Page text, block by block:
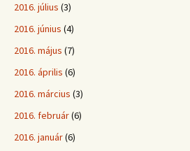
2016. július (3)
2016. június (4)
2016. május (7)
2016. április (6)
2016. március (3)
2016. február(6)
2016. január(6)